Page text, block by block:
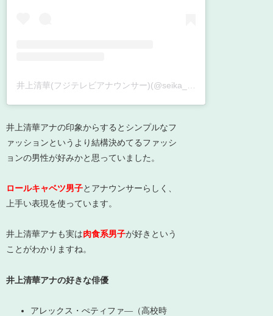
井上清華アナの印象からするとシンプルなフ
ァッションというより結構決めてるファッシ
ョンの男性が好みかと思っていました。
ロールキャベツ男子とアナウンサーらしく、
上手い表現を使っています。
井上清華アナも実は肉食系男子が好きという
ことがわかりますね。
井上清華アナの好きな俳優
アレックス・ぺティファ―（高校時